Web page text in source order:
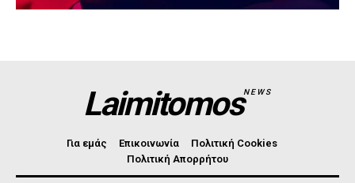
LaimitomosNEWS
Για εμάς Επικοινωνία
Πολιτική Cookies
Πολιτική Απορρήτου